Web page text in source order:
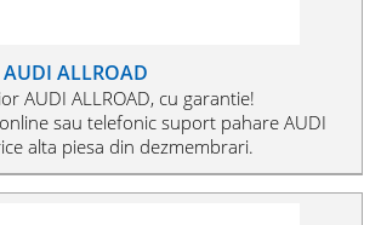
ALLROAD
AUDI ALLROAD, cu garantie!
sau telefonic suport pahare AUDI
alta piesa din dezmembrari.